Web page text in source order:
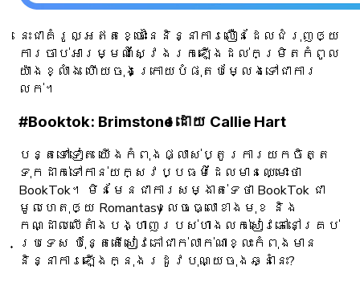
នេះជាគំរូល្អឥតខ្ចោះនៃនិន្នាការលឿនដែលជំរុញឲ្យ
ការចាប់អារម្មណ៍ស្វែងរកឡើងដល់កម្រិតកំពូល
យ៉ាងខ្លាំង ហើយចុងក្រោយបំផុតបម្លែងទៅជាការ
លក់។
#Booktok: Brimstone ដោយ Callie Hart
បន្តទៅទៀត យើងកំពុងផ្លាស់ប្តូរការយកចិត្ត
ទុកដាក់ទៅកាន់យក្សវប្បធម៌ដែលមានឈ្មោះថា
BookTok។ មិនមែនជាការសម្ងាត់ទេថា BookTok ជា
មូលហេតុឲ្យ Romantasy លេចធ្លោខាងមុខ និង
កណ្ដាលលើតាំងបង្ហាញរបស់ហាងលក់សៀវភៅនៅគ្រប់
ប្រទេស ប៉ុន្តែតើសៀវភៅជាក់លាក់ណាខ្លះកំពុងមាន
និន្នាការឡើងក្នុងរដូវបុណ្យចុងឆ្នាំនេះ?